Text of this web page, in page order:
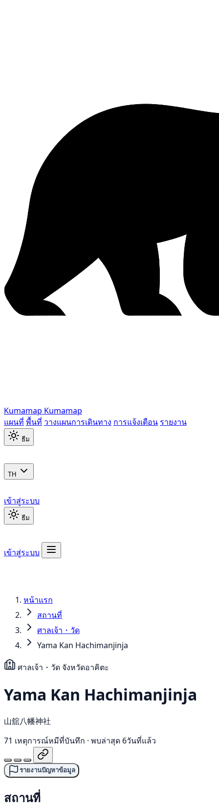
Kumamap Kumamap
แผนที่ พื้นที่ วางแผนการเดินทาง การแจ้งเตือน รายงาน
ธีม
TH
เข้าสู่ระบบ
ธีม
เข้าสู่ระบบ
หน้าแรก
สถานที่
ศาลเจ้า・วัด
Yama Kan Hachimanjinja
ศาลเจ้า・วัด จังหวัดอาคิตะ
Yama Kan Hachimanjinja
山舘八幡神社
71 เหตุการณ์หมีที่บันทึก · พบล่าสุด 6วันที่แล้ว
รายงานปัญหาข้อมูล
สถานที่